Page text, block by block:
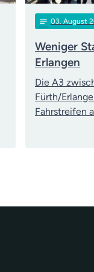
notes 03. August
Weniger
Erlangen
Die A3
Fürth/
Fahrstreifen